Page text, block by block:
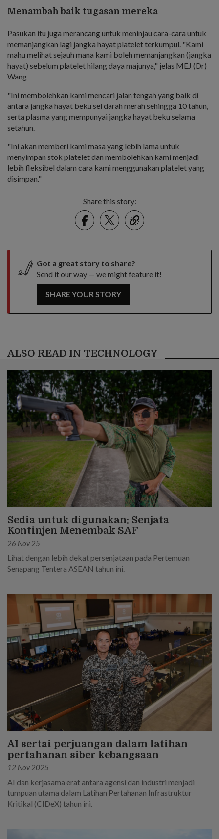
Menambah baik tugasan mereka
Pasukan itu juga merancang untuk meninjau cara-cara untuk
memanjangkan lagi jangka hayat platelet terkumpul. "Kami
mahu melihat sejauh mana kami boleh memanjangkan (jangka
hayat) sebelum platelet hilang daya majunya," jelas MEJ (Dr)
Wang.
"Ini membolehkan kami mencari jalan tengah yang baik di
antara jangka hayat beku sel darah merah sehingga 10 tahun,
serta plasma yang mempunyai jangka hayat beku selama
setahun.
"Ini akan memberi kami masa yang lebih lama untuk
menyimpan stok platelet dan membolehkan kami menjadi
lebih fleksibel dalam cara kami menggunakan platelet yang
disimpan."
Share this story:
FacebookTwitter
link
Got a great story to share?
Send it our way — we might feature it!
SHARE YOUR STORY
ALSO READ IN TECHNOLOGY
Sedia untuk digunakan: Senjata
Kontinjen Menembak SAF
26 Nov 25
Lihat dengan lebih dekat persenjataan pada Pertemuan
Senapang Tentera ASEAN tahun ini.
AI sertai perjuangan dalam latihan
pertahanan siber kebangsaan
12 Nov 2025
AI dan kerjasama erat antara agensi dan industri menjadi
tumpuan utama dalam Latihan Pertahanan Infrastruktur
Kritikal (CIDeX) tahun ini.